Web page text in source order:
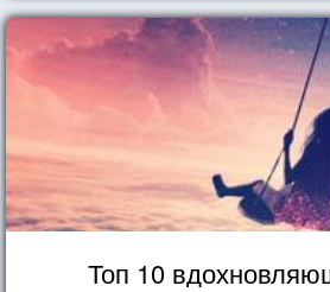
Топ 10